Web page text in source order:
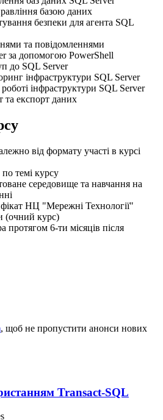
базою даних
безпеки для агента SQL
та повідомленнями
за допомогою PowerShell
до SQL Server
інфраструктури SQL Server
інфраструктури SQL Server
та експорт даних
від формату участі в курсі
по темі курсу
середовище та навчання на
НЦ "Мережні Технології"
(очний курс)
протягом 6-ти місяців після
, щоб не пропустити анонси нових
Transact-SQL